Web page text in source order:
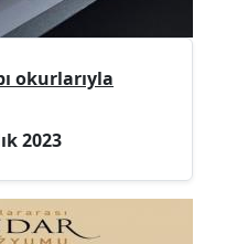
okurlarıyla
2023